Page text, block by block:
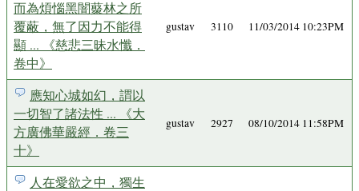
而為煩惱黑闇藂林之所
覆蔽，無了因力不能得
顯 ... 《慈悲三昧水懺．
卷中》
gustav 3110 11/03/2014 10:23PM
應知心城如幻，謂以
一切智了諸法性 ... 《大
方廣佛華嚴經．卷三
十》
gustav 2927 08/10/2014 11:58PM
人在愛欲之中，獨生